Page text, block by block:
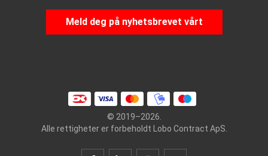
Meld deg på nyhetsbrevet vårt
© 2019–2026.
Alle rettigheter er forbeholdt Lobo Contract ApS.